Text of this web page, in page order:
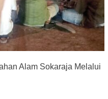
Alam Sokaraja Melalui